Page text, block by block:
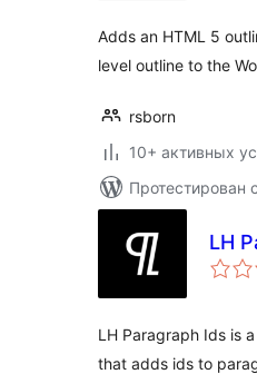
Adds an HTML 5
level outline to the
rsborn
10+ активных
Протестирован
LH
LH Paragraph Ids is
that adds ids to